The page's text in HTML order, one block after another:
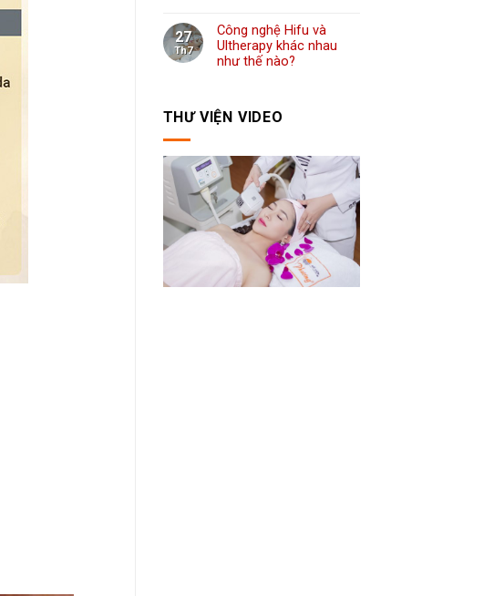
27
Th7
Công nghệ Hifu và
Ultherapy khác nhau
như thế nào?
THƯ VIỆN VIDEO